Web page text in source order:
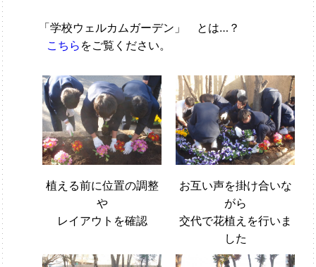
「学校ウェルカムガーデン」 とは…？
こちら をご覧ください。
植える前に位置の調整
や
レイアウトを確認
お互い声を掛け合いな
がら
交代で花植えを行いま
した